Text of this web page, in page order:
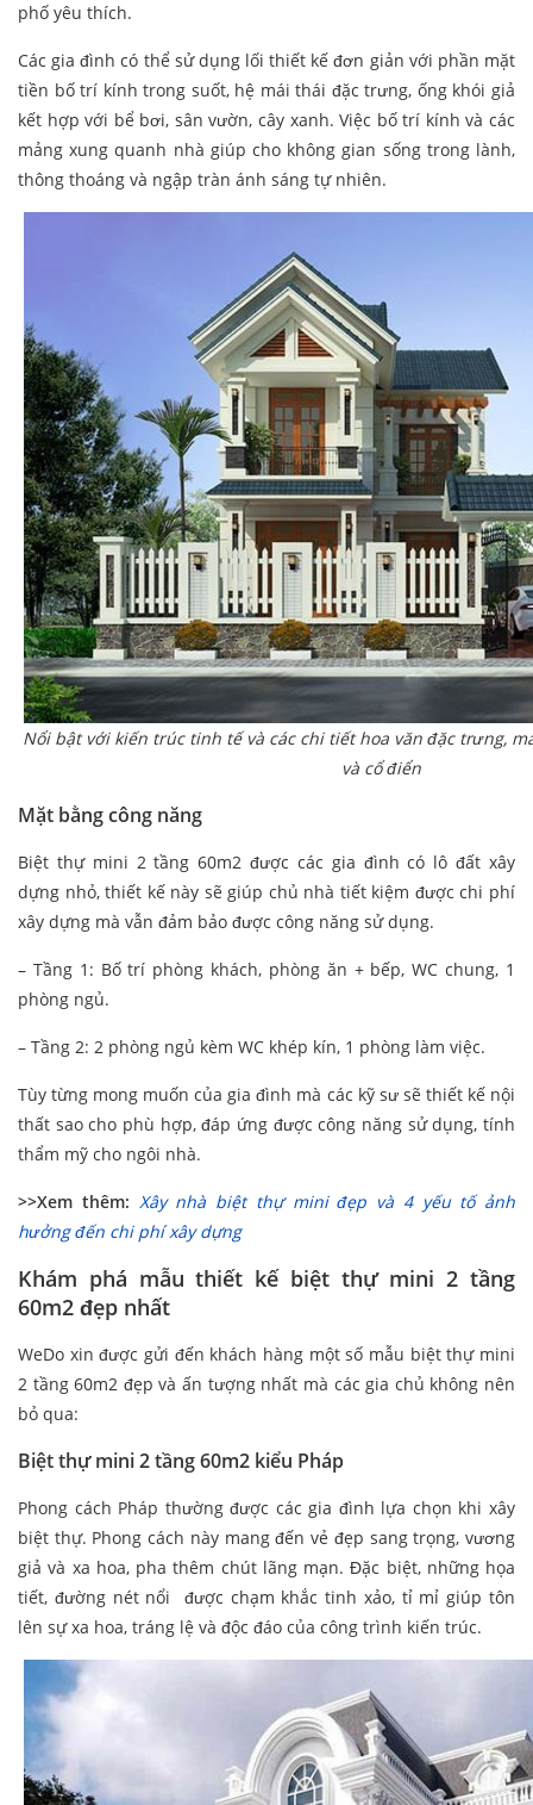
phố yêu thích.
Các gia đình có thể sử dụng lối thiết kế đơn giản với phần mặt
tiền bố trí kính trong suốt, hệ mái thái đặc trưng, ống khói giả
kết hợp với bể bơi, sân vườn, cây xanh. Việc bố trí kính và các
mảng xung quanh nhà giúp cho không gian sống trong lành,
thông thoáng và ngập tràn ánh sáng tự nhiên.
Nổi bật với kiến trúc tinh tế và các chi tiết hoa văn đặc trưng,
và cổ điển
Mặt bằng công năng
Biệt thự mini 2 tầng 60m2 được các gia đình có lô đất xây
dựng nhỏ, thiết kế này sẽ giúp chủ nhà tiết kiệm được chi phí
xây dựng mà vẫn đảm bảo được công năng sử dụng.
– Tầng 1: Bố trí phòng khách, phòng ăn + bếp, WC chung, 1
phòng ngủ.
– Tầng 2: 2 phòng ngủ kèm WC khép kín, 1 phòng làm việc.
Tùy từng mong muốn của gia đình mà các kỹ sư sẽ thiết kế nội
thất sao cho phù hợp, đáp ứng được công năng sử dụng, tính
thẩm mỹ cho ngôi nhà.
>>Xem thêm: Xây nhà biệt thự mini đẹp và 4 yếu tố ảnh
hưởng đến chi phí xây dựng
Khám phá mẫu thiết kế biệt thự mini 2 tầng
60m2 đẹp nhất
WeDo xin được gửi đến khách hàng một số mẫu biệt thự mini
2 tầng 60m2 đẹp và ấn tượng nhất mà các gia chủ không nên
bỏ qua:
Biệt thự mini 2 tầng 60m2 kiểu Pháp
Phong cách Pháp thường được các gia đình lựa chọn khi xây
biệt thự. Phong cách này mang đến vẻ đẹp sang trọng, vương
giả và xa hoa, pha thêm chút lãng mạn. Đặc biệt, những họa
tiết, đường nét nổi được chạm khắc tinh xảo, tỉ mỉ giúp tôn
lên sự xa hoa, tráng lệ và độc đáo của công trình kiến trúc.